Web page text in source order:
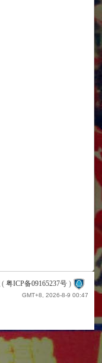
( 粤ICP备09165237号)
GMT+8, 2026-8-9 00:47